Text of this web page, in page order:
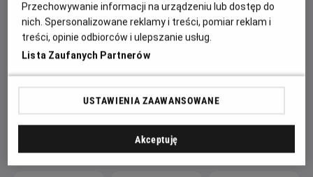
ZAPROŚ ZNAJOMYCH
Przechowywanie informacji na urządzeniu lub dostęp do
nich. Spersonalizowane reklamy i treści, pomiar reklam i
treści, opinie odbiorców i ulepszanie usług.
Lista Zaufanych Partnerów
USTAWIENIA ZAAWANSOWANE
Akceptuję